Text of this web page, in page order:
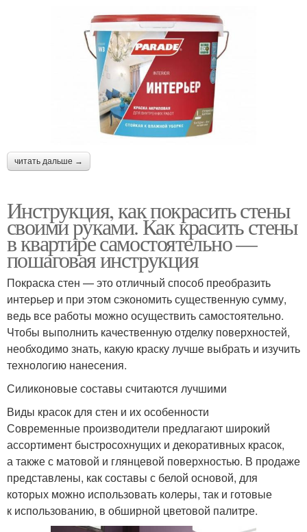
читать дальше →
Инструкция, как покрасить стены
своими руками. Как красить стены
в квартире самостоятельно —
пошаговая инструкция
Покраска стен — это отличный способ преобразить
интерьер и при этом сэкономить существенную сумму,
ведь все работы можно осуществить самостоятельно.
Чтобы выполнить качественную отделку поверхностей,
необходимо знать, какую краску лучше выбрать и изучить
технологию нанесения.
Силиконовые составы считаются лучшими
Виды красок для стен и их особенности
Современные производители предлагают широкий
ассортимент быстросохнущих и декоративных красок,
а также с матовой и глянцевой поверхностью. В продаже
представлены, как составы с белой основой, для
которых можно использовать колеры, так и готовые
к использованию, в обширной цветовой палитре.